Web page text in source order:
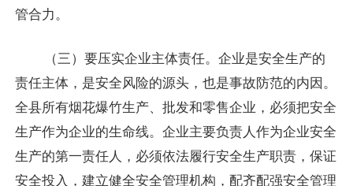
管合力。
（三）要压实企业主体责任。企业是安全生产的
责任主体，是安全风险的源头，也是事故防范的内因。
全县所有烟花爆竹生产、批发和零售企业，必须把安全
生产作为企业的生命线。企业主要负责人作为企业安全
生产的第一责任人，必须依法履行安全生产职责，保证
安全投入，建立健全安全管理机构，配齐配强安全管理